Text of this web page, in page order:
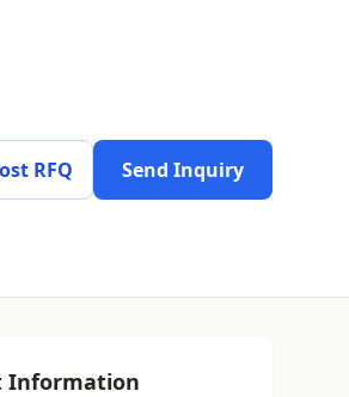
RFQ Send Inquiry
Information